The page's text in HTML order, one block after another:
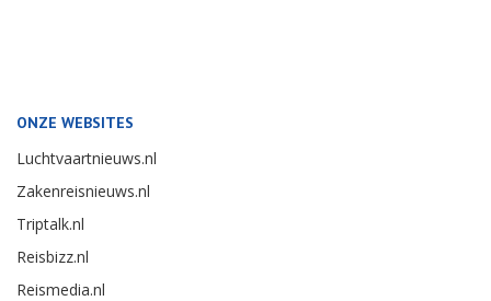
ONZE WEBSITES
Luchtvaartnieuws.nl
Zakenreisnieuws.nl
Triptalk.nl
Reisbizz.nl
Reismedia.nl